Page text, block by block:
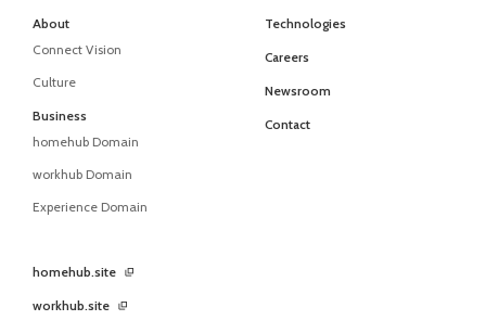
About
Connect Vision
Culture
Business
homehub Domain
workhub Domain
Experience Domain
Technologies
Careers
Newsroom
Contact
homehub.site
workhub.site